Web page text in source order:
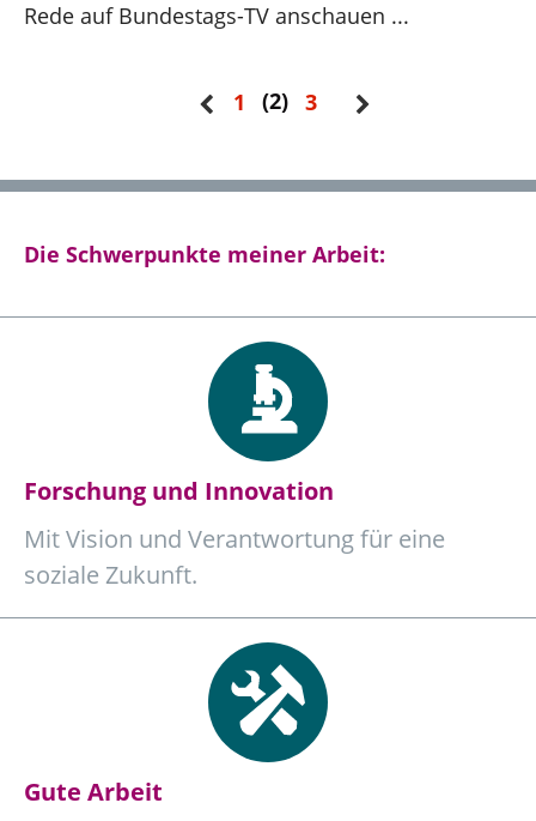
Rede auf Bundestags-TV anschauen ...
1 2 3
Die Schwerpunkte meiner Arbeit:
Forschung und Innovation
Mit Vision und Verantwortung für eine
soziale Zukunft.
Gute Arbeit